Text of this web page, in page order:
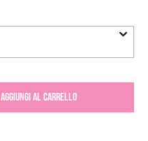
Aggiungi al carrello